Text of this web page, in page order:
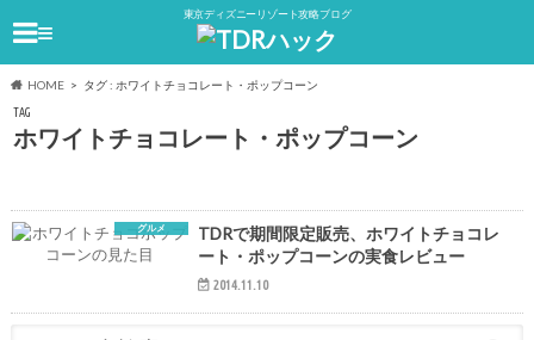
東京ディズニーリゾート攻略ブログ
≡
HOME タグ : ホワイトチョコレート・ポップコーン
TAG
ホワイトチョコレート・ポップコーン
グルメ
TDRで期間限定販売、ホワイトチョコレ
ート・ポップコーンの実食レビュー
2014.11.10